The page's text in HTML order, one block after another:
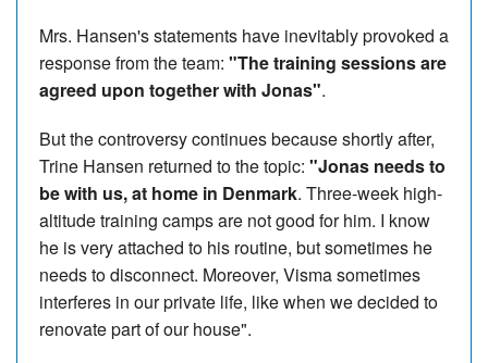
Mrs. Hansen's statements have inevitably provoked a
response from the team: "The training sessions are
agreed upon together with Jonas".
But the controversy continues because shortly after,
Trine Hansen returned to the topic: "Jonas needs to
be with us, at home in Denmark. Three-week high-
altitude training camps are not good for him. I know
he is very attached to his routine, but sometimes he
needs to disconnect. Moreover, Visma sometimes
interferes in our private life, like when we decided to
renovate part of our house".